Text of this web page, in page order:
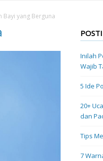
Bayi yang Berguna
Inilah
Wajib
5 Ide
20+
dan
Tips
7